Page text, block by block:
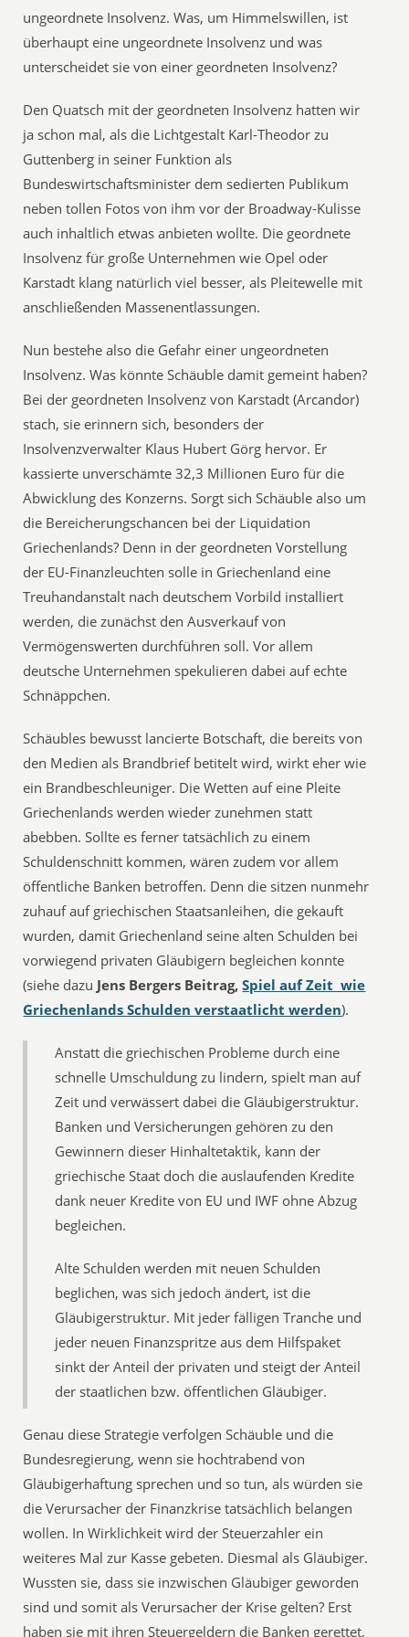
ungeordnete Insolvenz. Was, um Himmelswillen, ist
überhaupt eine ungeordnete Insolvenz und was
unterscheidet sie von einer geordneten Insolvenz?
Den Quatsch mit der geordneten Insolvenz hatten wir
ja schon mal, als die Lichtgestalt Karl-Theodor zu
Guttenberg in seiner Funktion als
Bundeswirtschaftsminister dem sedierten Publikum
neben tollen Fotos von ihm vor der Broadway-Kulisse
auch inhaltlich etwas anbieten wollte. Die geordnete
Insolvenz für große Unternehmen wie Opel oder
Karstadt klang natürlich viel besser, als Pleitewelle mit
anschließenden Massenentlassungen.
Nun bestehe also die Gefahr einer ungeordneten
Insolvenz. Was könnte Schäuble damit gemeint haben?
Bei der geordneten Insolvenz von Karstadt (Arcandor)
stach, sie erinnern sich, besonders der
Insolvenzverwalter Klaus Hubert Görg hervor. Er
kassierte unverschämte 32,3 Millionen Euro für die
Abwicklung des Konzerns. Sorgt sich Schäuble also um
die Bereicherungschancen bei der Liquidation
Griechenlands? Denn in der geordneten Vorstellung
der EU-Finanzleuchten solle in Griechenland eine
Treuhandanstalt nach deutschem Vorbild installiert
werden, die zunächst den Ausverkauf von
Vermögenswerten durchführen soll. Vor allem
deutsche Unternehmen spekulieren dabei auf echte
Schnäppchen.
Schäubles bewusst lancierte Botschaft, die bereits von
den Medien als Brandbrief betitelt wird, wirkt eher wie
ein Brandbeschleuniger. Die Wetten auf eine Pleite
Griechenlands werden wieder zunehmen statt
abebben. Sollte es ferner tatsächlich zu einem
Schuldenschnitt kommen, wären zudem vor allem
öffentliche Banken betroffen. Denn die sitzen nunmehr
zuhauf auf griechischen Staatsanleihen, die gekauft
wurden, damit Griechenland seine alten Schulden bei
vorwiegend privaten Gläubigern begleichen konnte
(siehe dazu Jens Bergers Beitrag,Spiel auf Zeit  wie
Griechenlands Schulden verstaatlicht werden).
Anstatt die griechischen Probleme durch eine
schnelle Umschuldung zu lindern, spielt man auf
Zeit und verwässert dabei die Gläubigerstruktur.
Banken und Versicherungen gehören zu den
Gewinnern dieser Hinhaltetaktik, kann der
griechische Staat doch die auslaufenden Kredite
dank neuer Kredite von EU und IWF ohne Abzug
begleichen.
Alte Schulden werden mit neuen Schulden
beglichen, was sich jedoch ändert, ist die
Gläubigerstruktur. Mit jeder fälligen Tranche und
jeder neuen Finanzspritze aus dem Hilfspaket
sinkt der Anteil der privaten und steigt der Anteil
der staatlichen bzw. öffentlichen Gläubiger.
Genau diese Strategie verfolgen Schäuble und die
Bundesregierung, wenn sie hochtrabend von
Gläubigerhaftung sprechen und so tun, als würden sie
die Verursacher der Finanzkrise tatsächlich belangen
wollen. In Wirklichkeit wird der Steuerzahler ein
weiteres Mal zur Kasse gebeten. Diesmal als Gläubiger.
Wussten sie, dass sie inzwischen Gläubiger geworden
sind und somit als Verursacher der Krise gelten? Erst
haben sie mit ihren Steuergeldern die Banken gerettet,